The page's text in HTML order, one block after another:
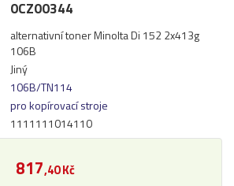
Ztráta hesla
Výrobci
0CZ00344
alternativní toner Minolta Di 152 2x413g
106B
Jiný
106B/TN114
pro kopírovací stroje
1111111014110
817,40 Kč